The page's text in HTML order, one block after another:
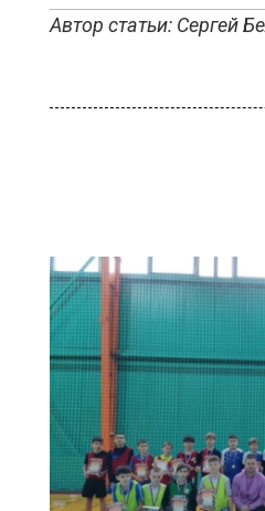
Автор статьи: Сергей